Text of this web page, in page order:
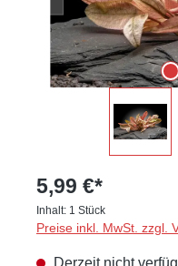
5,99 €*
Inhalt: 1 Stück
Preise inkl. MwSt. zzgl.
Derzeit nicht